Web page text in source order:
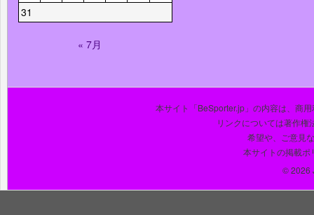
31
« 7月
本サイト「BeSporter.jp」の内容は、商
リンクについては著作権
希望や、ご意見
本サイトの掲載ポ
© 2026